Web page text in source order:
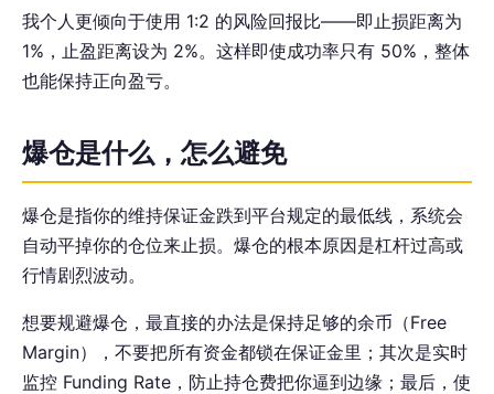
我个人更倾向于使用 1:2 的风险回报比——即止损距离为
1%，止盈距离设为 2%。这样即使成功率只有 50%，整体
也能保持正向盈亏。
爆仓是什么，怎么避免
爆仓是指你的维持保证金跌到平台规定的最低线，系统会
自动平掉你的仓位来止损。爆仓的根本原因是杠杆过高或
行情剧烈波动。
想要规避爆仓，最直接的办法是保持足够的余币（Free
Margin），不要把所有资金都锁在保证金里；其次是实时
监控 Funding Rate，防止持仓费把你逼到边缘；最后，使